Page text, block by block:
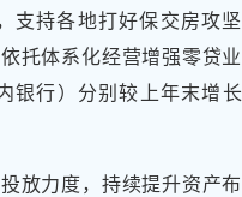
支持各地打好保交房攻坚
托体系化经营增强零贷业
银行）分别较上年末增长
放力度，持续提升资产布